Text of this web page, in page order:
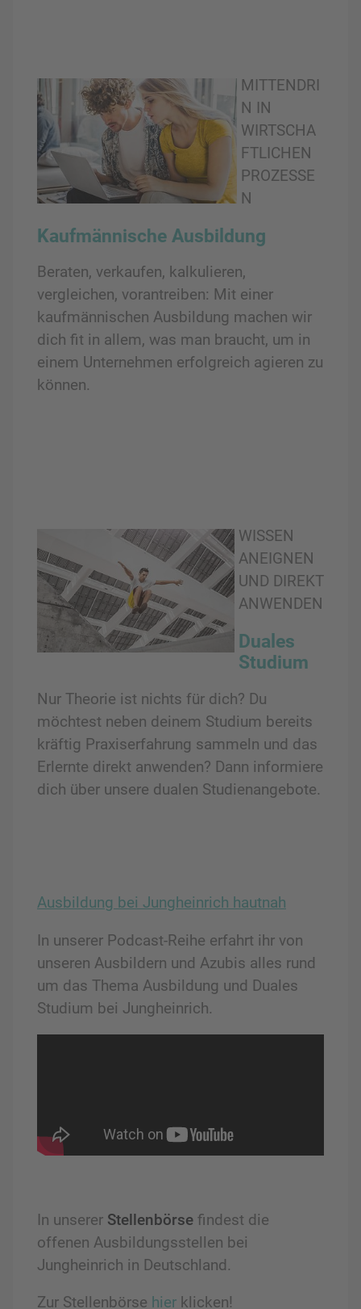
MITTENDRI
N IN
WIRTSCHA
FTLICHEN
PROZESSE
N
Kaufmännische Ausbildung
Beraten, verkaufen, kalkulieren,
vergleichen, vorantreiben: Mit einer
kaufmännischen Ausbildung machen wir
dich fit in allem, was man braucht, um in
einem Unternehmen erfolgreich agieren zu
können.
WISSEN
ANEIGNEN
UND DIREKT
ANWENDEN
Duales
Studium
Nur Theorie ist nichts für dich? Du
möchtest neben deinem Studium bereits
kräftig Praxiserfahrung sammeln und das
Erlernte direkt anwenden? Dann informiere
dich über unsere dualen Studienangebote.
Ausbildung bei Jungheinrich hautnah
In unserer Podcast-Reihe erfahrt ihr von
unseren Ausbildern und Azubis alles rund
um das Thema Ausbildung und Duales
Studium bei Jungheinrich.
In unserer Stellenbörse findest die
offenen Ausbildungsstellen bei
Jungheinrich in Deutschland.
Zur Stellenbörse hier klicken!